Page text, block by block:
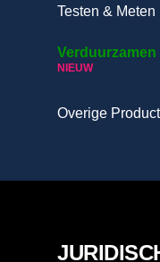
Testen & Meten
Verduurzamen
NIEUW
Overige